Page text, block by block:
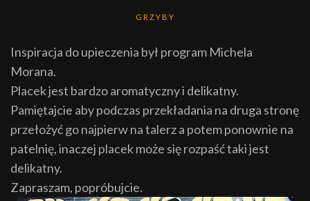
GRZYBY
Inspiracja do upieczenia był program Michela
Morana.
Placek jest bardzo aromatyczny i delikatny.
Pamiętajcie aby podczas przekładania na druga stronę
przełożyć go najpierw na talerz a potem ponownie na
patelnię, inaczej placek może się rozpaść taki jest
delikatny.
Zapraszam, popróbujcie.